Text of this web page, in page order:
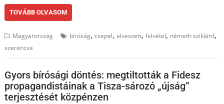
TOVÁBB OLVASOM
Magyarország bíróság,csepel,elveszett,felvétel, németh sziklárd,
szerencse
Gyors bírósági döntés: megtiltották a Fidesz
propagandistáinak a Tisza-sározó „újság”
terjesztését közpénzen